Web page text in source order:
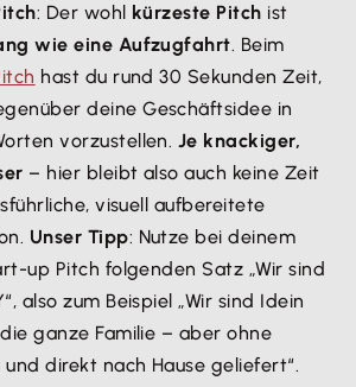
: Der wohl kürzeste Pitch ist
wie eine Aufzugfahrt. Beim
hast du rund 30 Sekunden Zeit,
deine Geschäftsidee in
vorzustellen. Je knackiger,
– hier bleibt also auch keine Zeit
visuell aufbereitete
Unser Tipp: Nutze bei deinem
up Pitch folgenden Satz „Wir sind
also zum Beispiel „Wir sind Idein
ganze Familie – aber ohne
und direkt nach Hause geliefert“.